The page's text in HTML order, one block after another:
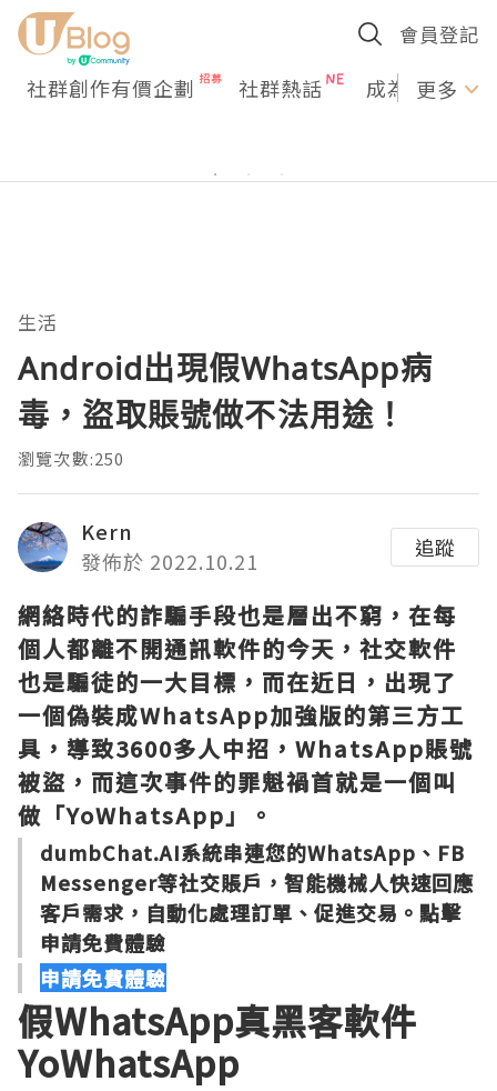
會員登記
社群創作有價企劃 社群熱話 成為U更多
生活
Android出現假WhatsApp病
毒，盜取賬號做不法用途！
瀏覽次數:250
Kern
發佈於 2022.10.21
追蹤
網絡時代的詐騙手段也是層出不窮，在每
個人都離不開通訊軟件的今天，社交軟件
也是騙徒的一大目標，而在近日，出現了
一個偽裝成WhatsApp加強版的第三方工
具，導致3600多人中招，WhatsApp賬號
被盜，而這次事件的罪魁禍首就是一個叫
做「YoWhatsApp」。
dumbChat.AI系統串連您的WhatsApp、FB
Messenger等社交賬戶，智能機械人快速回應
客戶需求，自動化處理訂單、促進交易。點擊
申請免費體驗
申請免費體驗
假WhatsApp真黑客軟件
YoWhatsApp